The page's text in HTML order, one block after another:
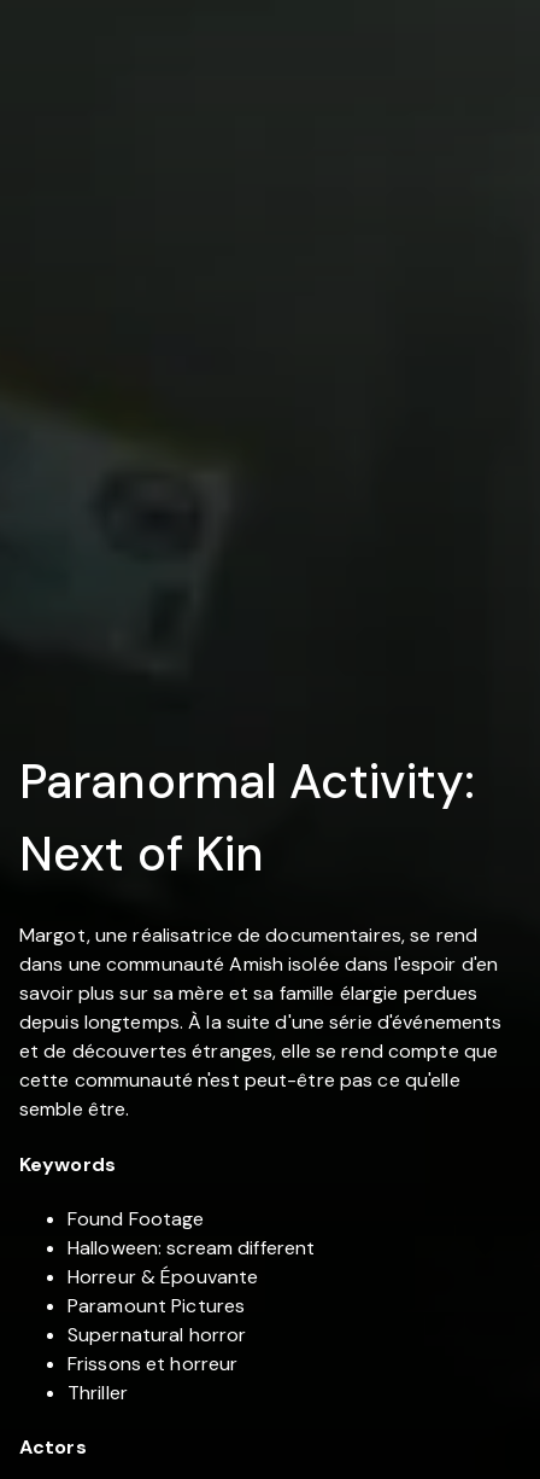
Paranormal Activity:
Next of Kin
Margot, une réalisatrice de documentaires, se rend
dans une communauté Amish isolée dans l'espoir d'en
savoir plus sur sa mère et sa famille élargie perdues
depuis longtemps. À la suite d'une série d'événements
et de découvertes étranges, elle se rend compte que
cette communauté n'est peut-être pas ce qu'elle
semble être.
Keywords
Found Footage
Halloween: scream different
Horreur & Épouvante
Paramount Pictures
Supernatural horror
Frissons et horreur
Thriller
Actors